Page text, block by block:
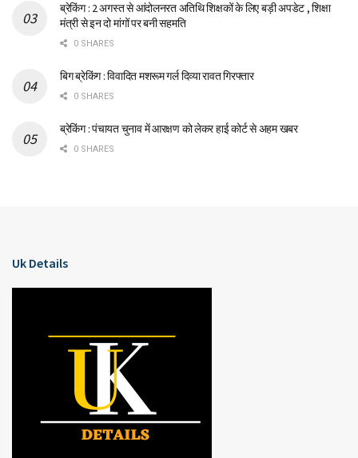
ब्रेकिंग : 2 अगस्त से आंदोलनरत अतिथि शिक्षकों के लिए बड़ी अपडेट , शिक्षा
मंत्री से इन दो मांगों पर बनी सहमति
0 SHARES
बिग ब्रेकिंग : विवादित मशरूम गर्ल दिव्या रावत गिरफ्तार
0 SHARES
ब्रेकिंग : पंचायत चुनाव में आरक्षण को लेकर हाई कोर्ट से अहम खबर
0 SHARES
Uk Details